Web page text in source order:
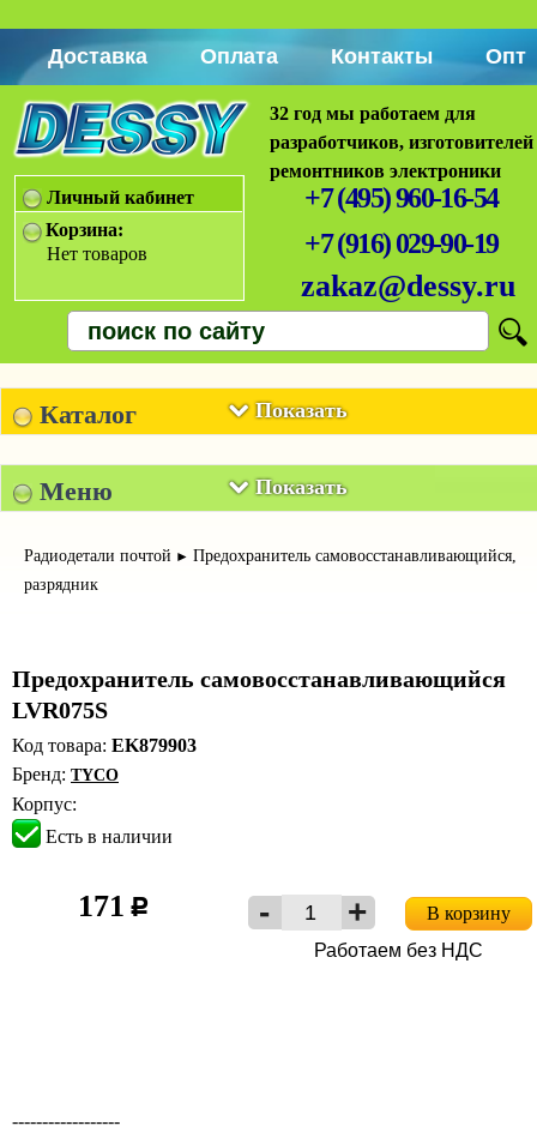
Доставка Оплата Контакты Опт
32 год мы работаем для
разработчиков,
ремонтников электроники
+7 (495) 960-16-54
+7 (916) 029-90-19
zakaz@dessy.ru
Личный кабинет
Корзина:
Нет товаров
Показать
Каталог
Показать
Меню
Радиодетали почтой ► Предохранитель самовосстанавливающийся,
разрядник
Предохранитель самовосстанавливающийся
LVR075S
Код товара: EK879903
Бренд: TYCO
Корпус:
Есть в наличии
171 c
В корзину
Работаем без НДС
------------------